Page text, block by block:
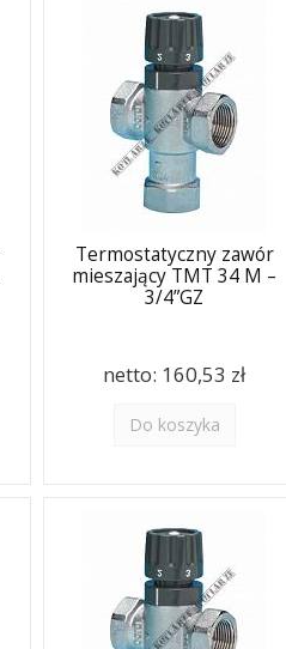
Termostatyczny zawór
mieszający TMT 34 M –
3/4”GZ
netto: 160,53 zł
Do koszyka